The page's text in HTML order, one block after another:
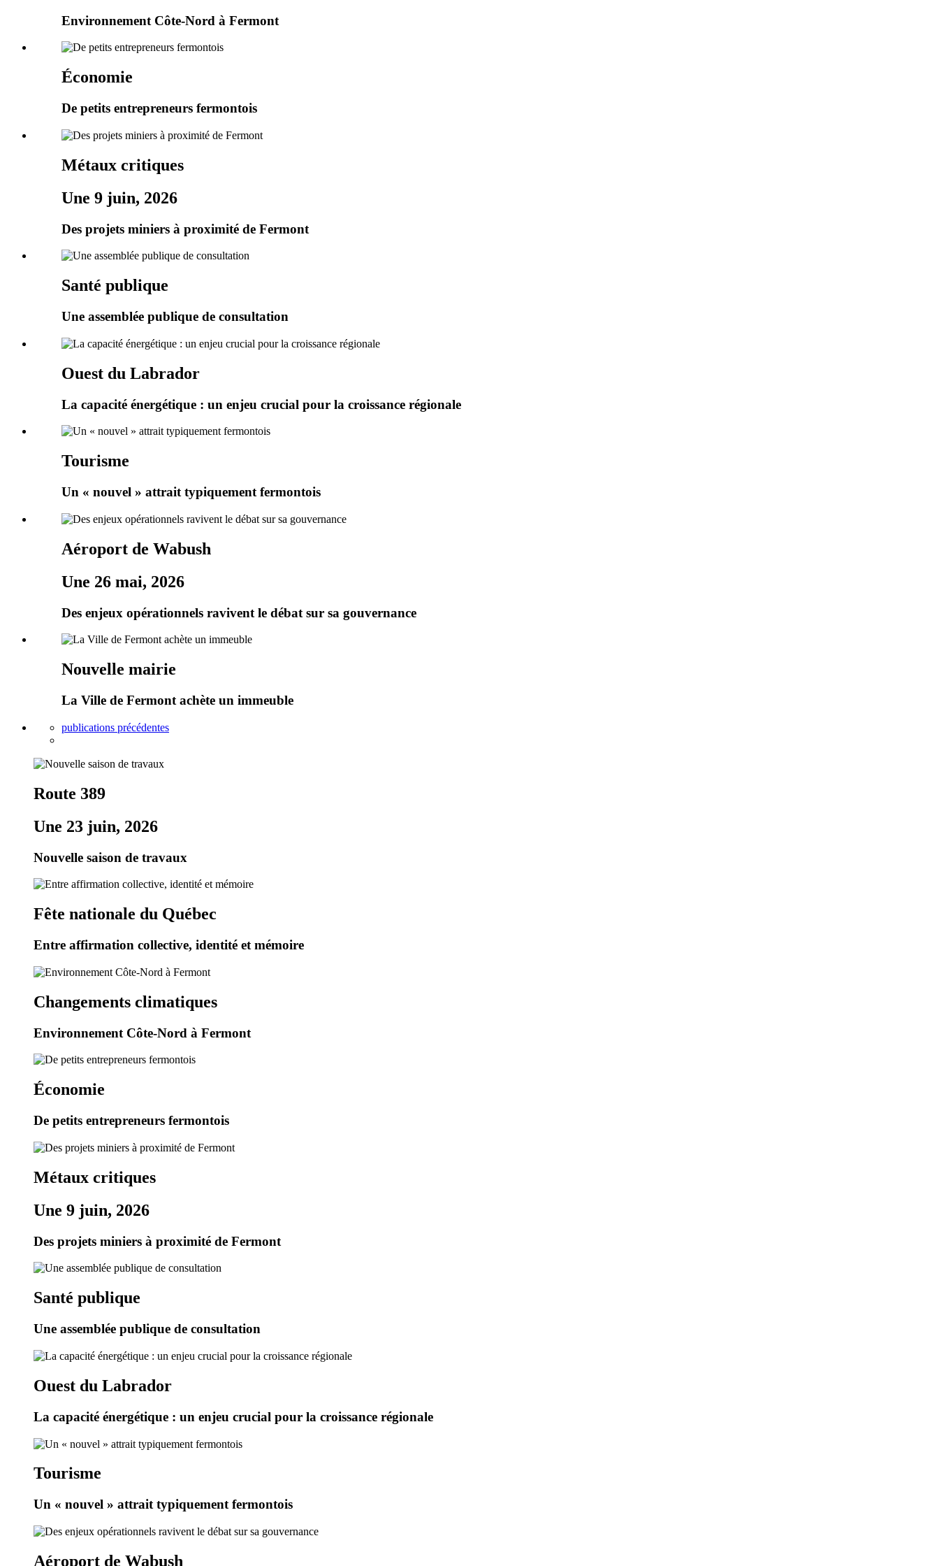
Environnement Côte-Nord à Fermont
Économie
De petits entrepreneurs fermontois
Métaux critiques
Une 9 juin, 2026
Des projets miniers à proximité de Fermont
Santé publique
Une assemblée publique de consultation
Ouest du Labrador
La capacité énergétique : un enjeu crucial pour la croissance régionale
Tourisme
Un « nouvel » attrait typiquement fermontois
Aéroport de Wabush
Une 26 mai, 2026
Des enjeux opérationnels ravivent le débat sur sa gouvernance
Nouvelle mairie
La Ville de Fermont achète un immeuble
publications précédentes
Route 389
Une 23 juin, 2026
Nouvelle saison de travaux
Fête nationale du Québec
Entre affirmation collective, identité et mémoire
Changements climatiques
Environnement Côte-Nord à Fermont
Économie
De petits entrepreneurs fermontois
Métaux critiques
Une 9 juin, 2026
Des projets miniers à proximité de Fermont
Santé publique
Une assemblée publique de consultation
Ouest du Labrador
La capacité énergétique : un enjeu crucial pour la croissance régionale
Tourisme
Un « nouvel » attrait typiquement fermontois
Aéroport de Wabush